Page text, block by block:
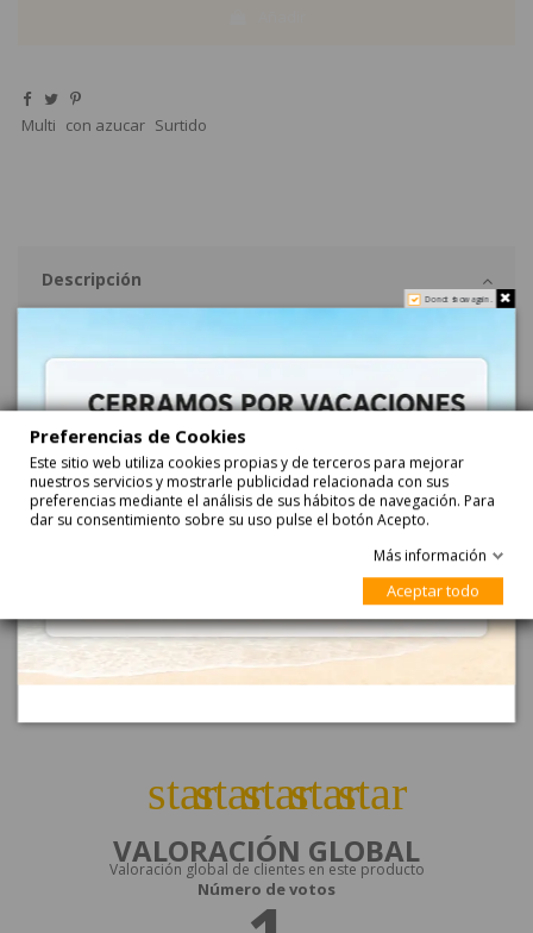
Multi con azucar Surtido
Descripción
en un tarro con 135 blisters (unidadeS).
Detalle del Producto
Acerca de Caramelos CAFÉ DRY
VALORACIONESDE CLIENTES
starstarstarstarstar
VALORACIÓN GLOBAL
Valoración global de clientes en este producto
Número de votos
Do not show again.
Preferencias de Cookies
Este sitio web utiliza cookies propias y de terceros para mejorar
nuestros servicios y mostrarle publicidad relacionada con sus
preferencias mediante el análisis de sus hábitos de navegación. Para
dar su consentimiento sobre su uso pulse el botón Acepto.
Más información
Aceptar todo